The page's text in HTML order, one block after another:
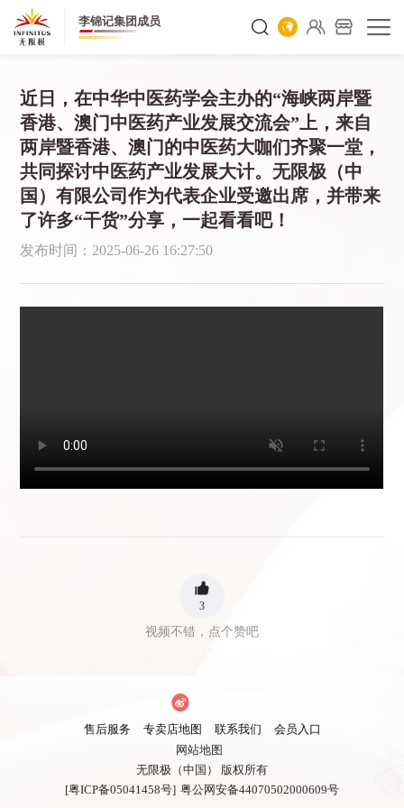
李锦记集团成员
近日，在中华中医药学会主办的“海峡两岸暨
香港、澳门中医药产业发展交流会”上，来自
两岸暨香港、澳门的中医药大咖们齐聚一堂，
共同探讨中医药产业发展大计。无限极（中
国）有限公司作为代表企业受邀出席，并带来
了许多“干货”分享，一起看看吧！
发布时间：2025-06-26 16:27:50
3
视频不错，点个赞吧
售后服务 专卖店地图 联系我们
会员入口
网站地图
无限极（中国） 版权所有
[粤ICP备05041458号] 粤公网安备44070502000609号